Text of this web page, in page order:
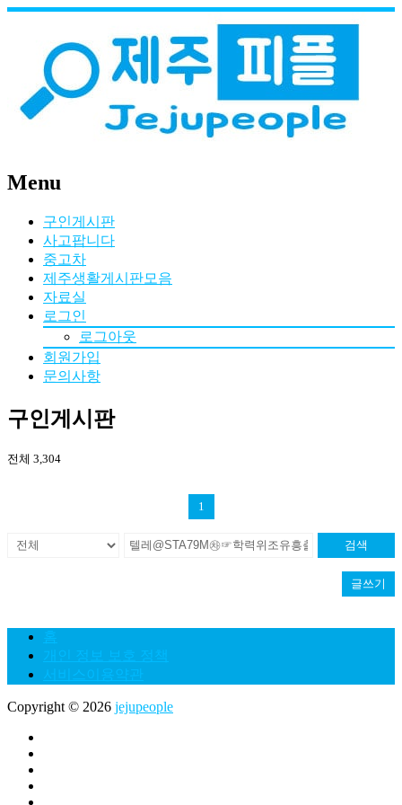
Menu
구인게시판
사고팝니다
중고차
제주생활게시판모음
자료실
로그인
로그아웃
회원가입
문의사항
구인게시판
전체 3,304
1
검색
글쓰기
홈
개인 정보 보호 정책
서비스이용약관
Copyright © 2026 jejupeople